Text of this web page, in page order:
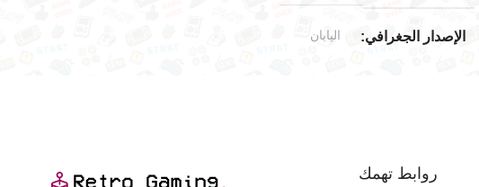
الإصدار الجغرافي اليابان
روابط تهمك